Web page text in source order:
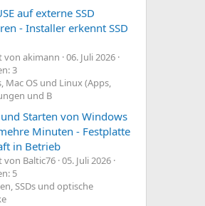
auf externe SSD
- Installer erkennt SSD
von akimann 06. Juli 2026
3
Mac OS und Linux (Apps,
und B
Starten von Windows
Minuten - Festplatte
in Betrieb
von Baltic76 05. Juli 2026
5
SSDs und optische